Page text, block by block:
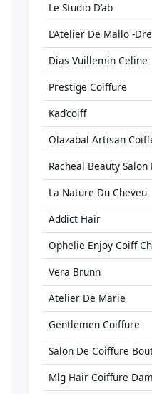
Le Studio D’ab
L’Atelier De Mallo -
Dias Vuillemin Celine
Prestige Coiffure
Kad’coiff
Olazabal Artisan
Racheal Beauty
La Nature Du Cheveu
Addict Hair
Ophelie Enjoy Coiff
Vera Brunn
Atelier De Marie
Gentlemen Coiffure
Salon De Coiffure
Mlg Hair Coiffure